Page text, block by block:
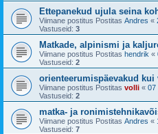
Ettepanekud ujula seina
Viimane postitus Postitas Andres «
Vastuseid: 3
Matkade, alpinismi ja
Viimane postitus Postitas hendrik «
Vastuseid: 2
orienteerumispäevakud kui
Viimane postitus Postitas volli « 07
Vastuseid: 2
matka- ja
Viimane postitus Postitas Andres «
Vastuseid: 7